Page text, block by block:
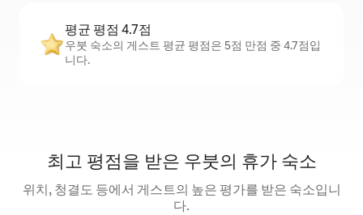
평균 평점 4.7점
우붓 숙소의 게스트 평균 평점은 5점 만점 중 4.7점입
니다.
최고 평점을 받은 우붓의 휴가 숙소
위치, 청결도 등에서 게스트의 높은 평가를 받은 숙소입니
다.